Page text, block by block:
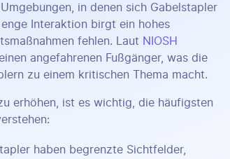
in denen sich Gabelstapler
Interaktion birgt ein hohes
fehlen. Laut NIOSH
angefahrenen Fußgänger, was die
zu einem kritischen Thema macht.
erhöhen, ist es wichtig, die häufigsten
haben begrenzte Sichtfelder,